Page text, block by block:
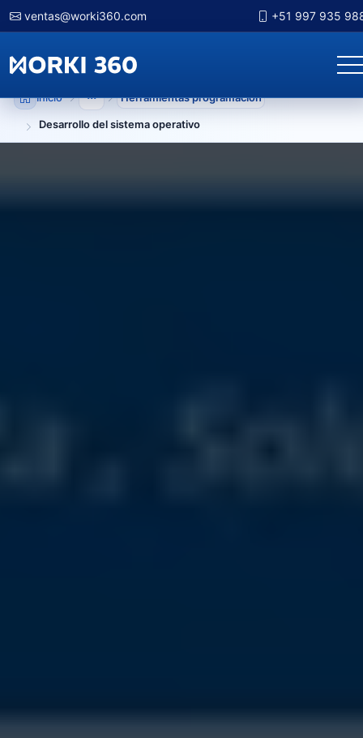
ventas@worki360.com +51 997 935
Inicio Mostrar niveles anteriores
Herramientas programacion
Desarrollo del sistema operativo